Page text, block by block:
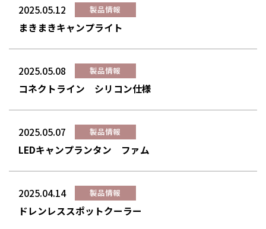
2025.05.12 製品情報
まきまきキャンプライト
2025.05.08 製品情報
コネクトライン シリコン仕様
2025.05.07 製品情報
LEDキャンプランタン ファム
2025.04.14 製品情報
ドレンレススポットクーラー